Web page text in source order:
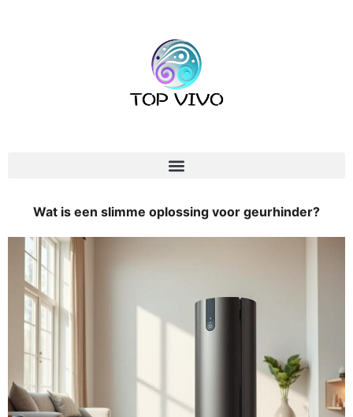
Wat is een slimme oplossing voor geurhinder?